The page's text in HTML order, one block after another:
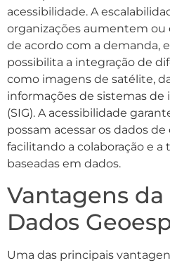
acessibilidade. A
organizações aumentem
de acordo com a demanda,
possibilita a integração de
como imagens de satélite,
informações de sistemas de
(SIG). A acessibilidade
possam acessar os dados
facilitando a colaboração e a
baseadas em dados.
Vantagens
Dados
Uma das principais